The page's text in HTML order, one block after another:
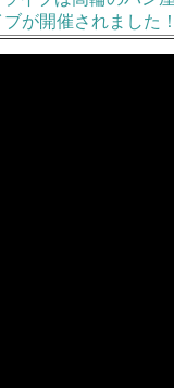
が開催されまし